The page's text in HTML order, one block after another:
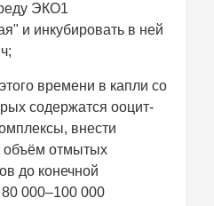
ЭКО1
и инкубировать в ней
времени в капли со
содержатся ооцит-
внести
объём отмытых
до конечной
000–100 000